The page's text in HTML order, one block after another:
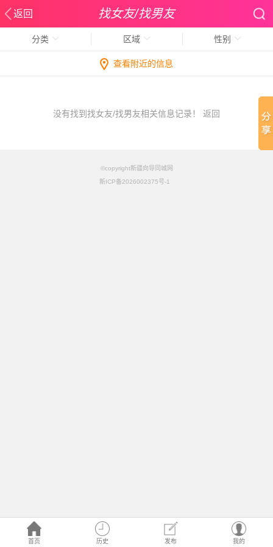
返回 找女友/找男友
首页 历史 发布 我的
分类 区域 性别
查看附近的信息
没有找到找女友/找男友相关信息记录！ 返回
©copyright新疆向导同城网
新ICP备2026002375号-1